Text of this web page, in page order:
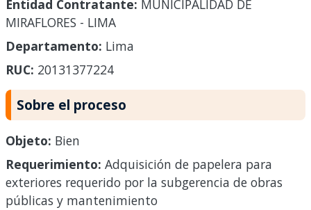
Entidad Contratante: MUNICIPALIDAD DE
MIRAFLORES - LIMA
Departamento: Lima
RUC: 20131377224
Sobre el proceso
Objeto: Bien
Requerimiento: Adquisición de papelera para
exteriores requerido por la subgerencia de obras
públicas y mantenimiento